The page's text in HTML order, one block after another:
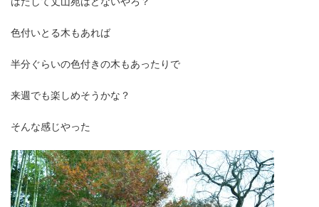
色付いとる木もあれば
半分ぐらいの色付きの木もあったりで
来週でも楽しめそうかな？
そんな感じやった